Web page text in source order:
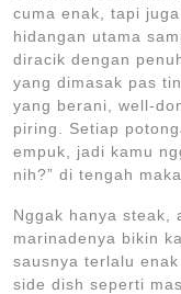
cuma enak, tapi
hidangan utama
diracik dengan
yang dimasak pas
yang berani, well-
piring. Setiap
empuk, jadi kamu
nih?” di tengah
Nggak hanya steak,
marinadenya bikin
sausnya terlalu
side dish seperti